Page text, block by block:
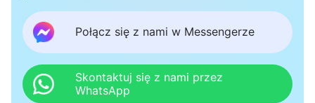
Połącz się z nami w Messengerze
Skontaktuj się z nami przez
WhatsApp